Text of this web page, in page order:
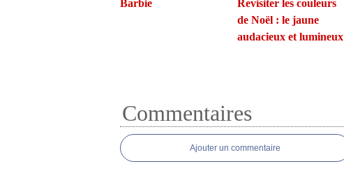
Barbie
Revisiter les couleurs
de Noël : le jaune
audacieux et lumineux
Commentaires
Ajouter un commentaire